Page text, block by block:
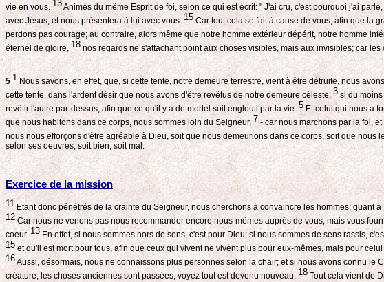
vie en vous.13Animés du même Esprit de foi, selon ce qui est écrit: " J'ai cru, c'est pourquoi j'ai
avec Jésus, et nous présentera à lui avec vous.15Car tout cela se fait à cause de vous, afin que la
perdons pas courage; au contraire, alors même que notre homme extérieur dépérit, notre homme
éternel de gloire, 18 nos regards ne s'attachant point aux choses visibles, mais aux invisibles; car
5 1 Nous savons, en effet, que, si cette tente, notre demeure terrestre, vient à être détruite, nous
cette tente, dans l'ardent désir que nous avons d'être revêtus de notre demeure céleste,3 si du
revêtir l'autre par-dessus, afin que ce qu'il y a de mortel soit englouti par la vie.5 Et celui qui nous a
que nous habitons dans ce corps, nous sommes loin du Seigneur,7- car nous marchons par la foi,
nous nous efforçons d'être agréable à Dieu, soit que nous demeurions dans ce corps, soit que nous
selon ses oeuvres, soit bien, soit mal.
Exercice de la mission
11 Etant donc pénétrés de la crainte du Seigneur, nous cherchons à convaincre les hommes;
12Car nous ne venons pas nous recommander encore nous-mêmes auprès de vous; mais vous
coeur. 13 En effet, si nous sommes hors de sens, c'est pour Dieu; si nous sommes de sens rassis,
15 et qu'il est mort pour tous, afin que ceux qui vivent ne vivent plus pour eux-mêmes, mais pour
16Aussi, désormais, nous ne connaissons plus personnes selon la chair; et si nous avons connu
créature; les choses anciennes sont passées, voyez tout est devenu nouveau.18 Tout cela vient de